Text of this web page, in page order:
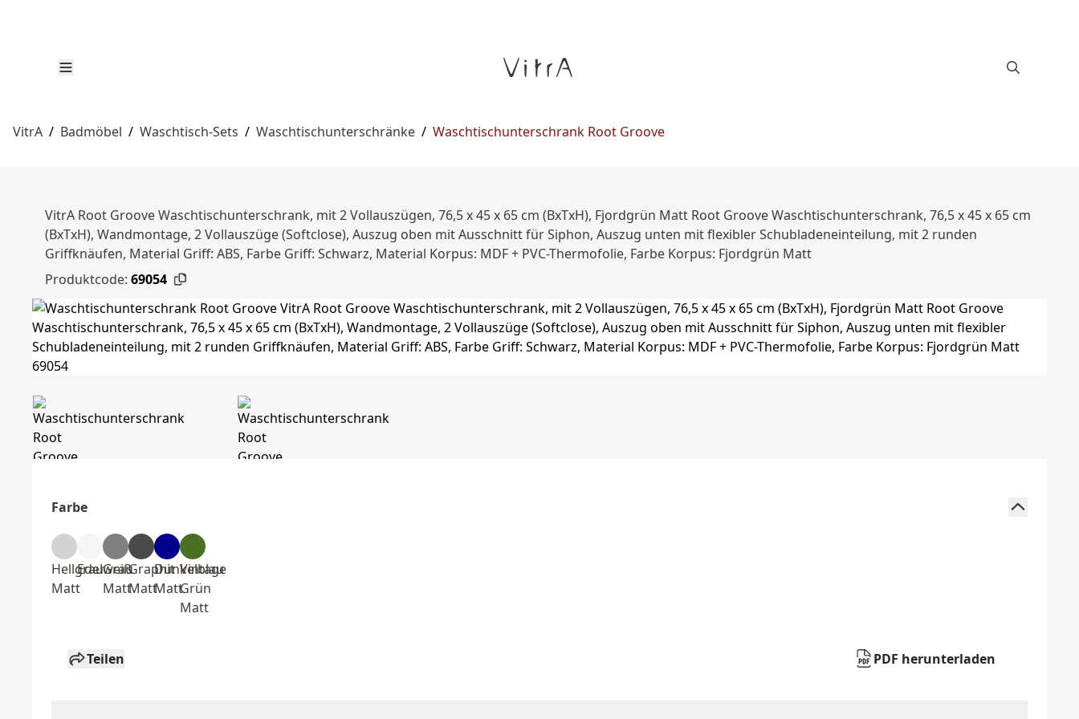
VitrA / Badmöbel / Waschtisch-Sets / Waschtischunterschränke / Waschtischunterschrank Root Groove
VitrA Root Groove Waschtischunterschrank, mit 2 Vollauszügen, 76,5 x 45 x 65 cm (BxTxH), Fjordgrün Matt Root Groove Waschtischunterschrank, 76,5 x 45 x 65 cm
(BxTxH), Wandmontage, 2 Vollauszüge (Softclose), Auszug oben mit Ausschnitt für Siphon, Auszug unten mit flexibler Schubladeneinteilung, mit 2 runden
Griffknäufen, Material Griff: ABS, Farbe Griff: Schwarz, Material Korpus: MDF + PVC-Thermofolie, Farbe Korpus: Fjordgrün Matt
Produktcode: 69054
Farbe
Hellgrau
Matt
Edelweiß
Grau
Matt
Graphit
Matt
Dunkelblau
Matt
Vintage
Grün
Matt
Teilen PDF herunterladen